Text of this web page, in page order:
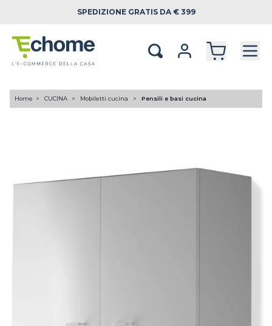
SPEDIZIONE GRATIS DA € 399
Home CUCINA Mobiletti cucina Pensili e basi cucina